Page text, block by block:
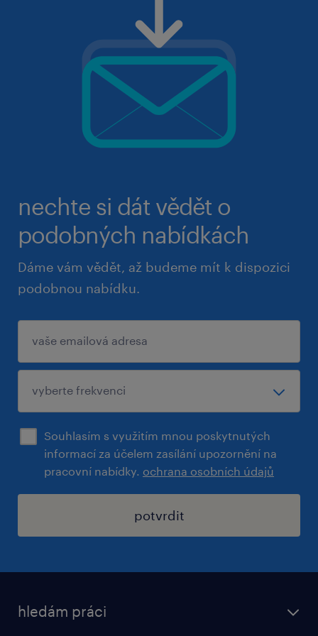
nechte si dát vědět o
podobných nabídkách
Dáme vám vědět, až budeme mít k dispozici
podobnou nabídku.
Souhlasím s využitím mnou poskytnutých
informací za účelem zasílání upozornění na
pracovní nabídky. ochrana osobních údajů
potvrdit
hledám práci